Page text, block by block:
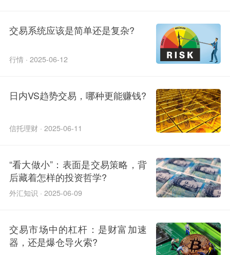
交易系统应该是简单还是复杂?
行情 · 2025-06-12
日内VS趋势交易，哪种更能赚钱?
信托理财 · 2025-06-11
“看大做小”：表面是交易策略，背
后藏着怎样的投资哲学?
外汇知识 · 2025-06-09
交易市场中的杠杆：是财富加速
器，还是爆仓导火索?